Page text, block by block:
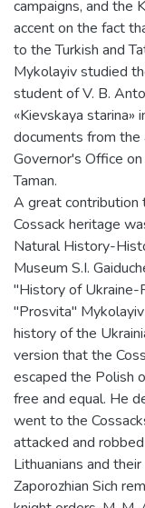
campaigns, and the
accent on the fact
to the Turkish and
Mykolayiv studied
student of V. B.
«Kievskaya starina»
documents from
Governor's Office
Taman.
A great contribution
Cossack heritage
Natural History-
Museum S.I.
"History of Ukraine-
"Prosvita"
history of the
version that the
escaped the Polish
free and equal. He
went to the
attacked and
Lithuanians and
Zaporozhian Sich